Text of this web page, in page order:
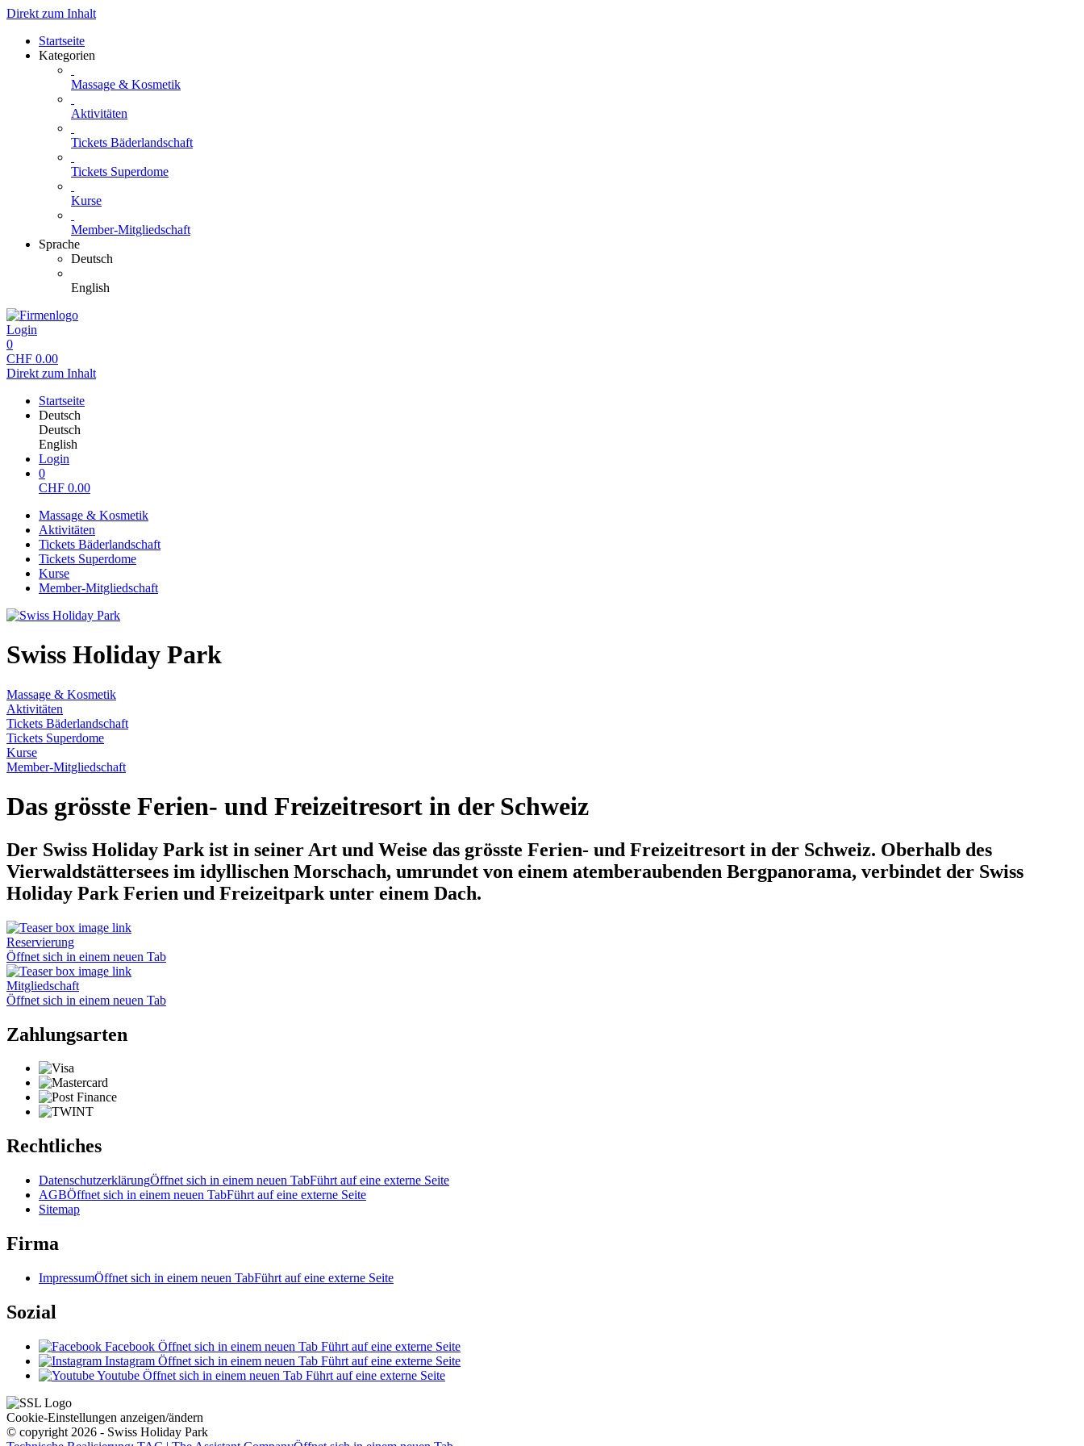
Direkt zum Inhalt
Startseite
Kategorien
Massage & Kosmetik
Aktivitäten
Tickets Bäderlandschaft
Tickets Superdome
Kurse
Member-Mitgliedschaft
Sprache
Deutsch
English
Login
0
CHF 0.00
Direkt zum Inhalt
Startseite
Deutsch
Deutsch
English
Login
0
CHF 0.00
Massage & Kosmetik
Aktivitäten
Tickets Bäderlandschaft
Tickets Superdome
Kurse
Member-Mitgliedschaft
Swiss Holiday Park
Massage & Kosmetik
Aktivitäten
Tickets Bäderlandschaft
Tickets Superdome
Kurse
Member-Mitgliedschaft
Das grösste Ferien- und Freizeitresort in der Schweiz
Der Swiss Holiday Park ist in seiner Art und Weise das grösste Ferien- und Freizeitresort in der Schweiz. Oberhalb des
Vierwaldstättersees im idyllischen Morschach, umrundet von einem atemberaubenden Bergpanorama, verbindet der Swiss
Holiday Park Ferien und Freizeitpark unter einem Dach.
Reservierung
Öffnet sich in einem neuen Tab
Mitgliedschaft
Öffnet sich in einem neuen Tab
Zahlungsarten
Rechtliches
DatenschutzerklärungÖffnet sich in einem neuen TabFührt auf eine externe Seite
AGBÖffnet sich in einem neuen TabFührt auf eine externe Seite
Sitemap
Firma
ImpressumÖffnet sich in einem neuen TabFührt auf eine externe Seite
Sozial
Facebook Öffnet sich in einem neuen Tab Führt auf eine externe Seite
Instagram Öffnet sich in einem neuen Tab Führt auf eine externe Seite
Youtube Öffnet sich in einem neuen Tab Führt auf eine externe Seite
Cookie-Einstellungen anzeigen/ändern
© copyright 2026 - Swiss Holiday Park